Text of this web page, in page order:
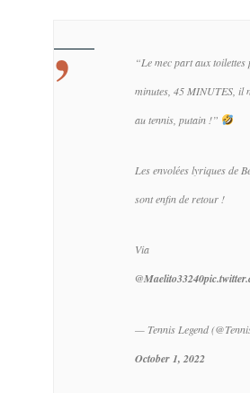
“Le mec part aux toilettes
minutes, 45 MINUTES, il
au tennis, putain !”
Les envolées lyriques de
sont enfin de retour !
Via
@Maelito33240
— Tennis Legend
October 1, 2022